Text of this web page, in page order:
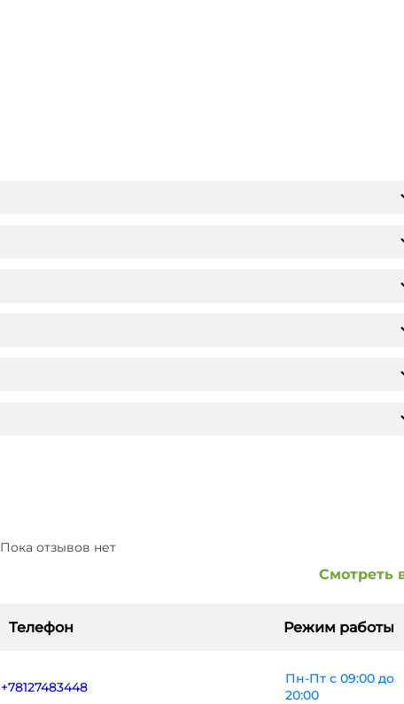
Пока отзывов нет
Смотреть
Телефон
Режим работы
+78127483448
Пн-Пт с 09:00 до
20:00